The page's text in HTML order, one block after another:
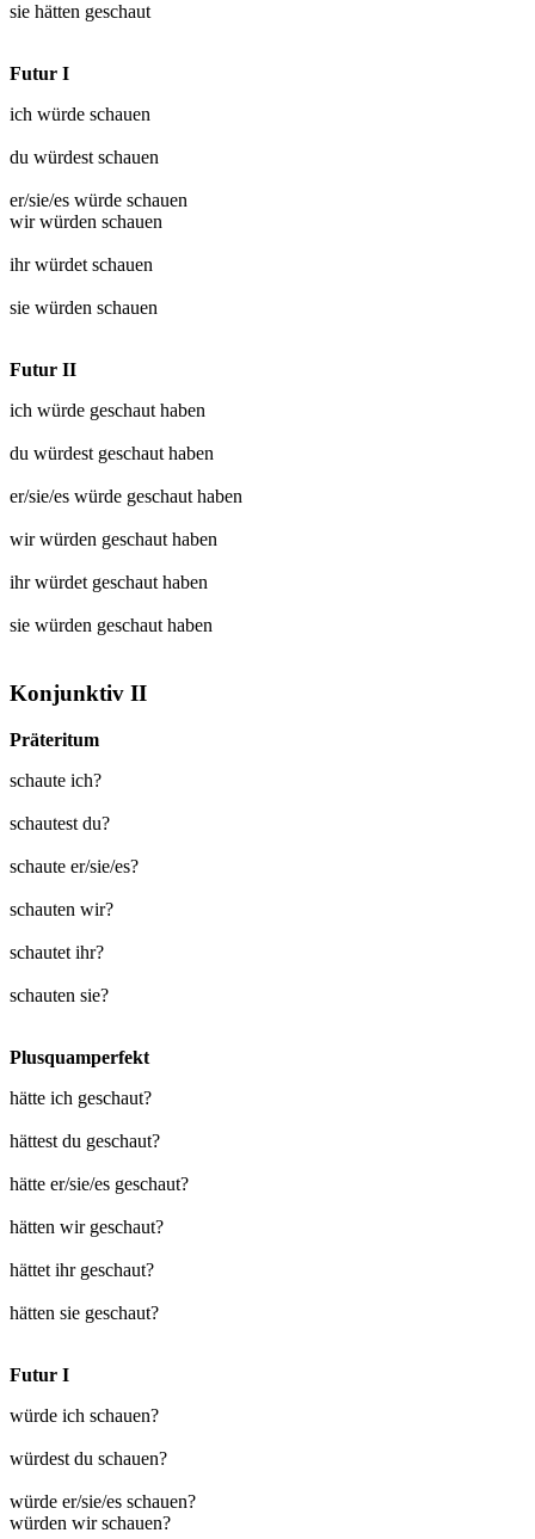
sie hätten geschaut
Futur I
ich würde schauen
du würdestschauen
er/sie/es würde schauen
wir würden schauen
ihr würdetschauen
sie würden schauen
Futur II
ich würde geschauthaben
du würdest geschauthaben
er/sie/es würde geschauthaben
wir würden geschauthaben
ihr würdet geschauthaben
sie würden geschauthaben
Konjunktiv II
Präteritum
schaute ich?
schautest du?
schaute er/sie/es?
schauten wir?
schautet ihr?
schauten sie?
Plusquamperfekt
hätte ich geschaut?
hättest du geschaut?
hätte er/sie/es geschaut?
hätten wir geschaut?
hättet ihr geschaut?
hätten sie geschaut?
Futur I
würde ich schauen?
würdest du schauen?
würde er/sie/es schauen?
würden wir schauen?